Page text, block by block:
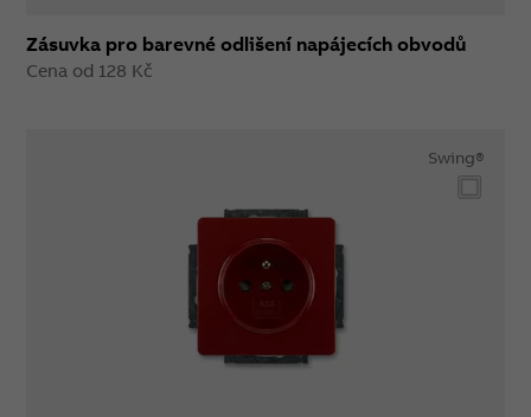
Zásuvka pro barevné odlišení napájecích obvodů
Cena od 128 Kč
Swing®